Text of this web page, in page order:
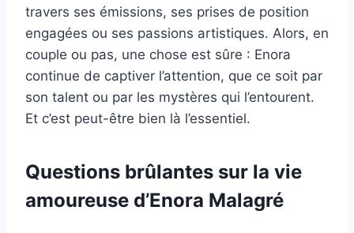
travers ses émissions, ses prises de position
engagées ou ses passions artistiques. Alors, en
couple ou pas, une chose est sûre : Enora
continue de captiver l’attention, que ce soit par
son talent ou par les mystères qui l’entourent.
Et c’est peut-être bien là l’essentiel.
Questions brûlantes sur la vie
amoureuse d’Enora Malagré